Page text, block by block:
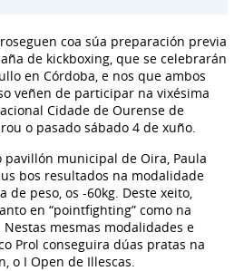
coa súa preparación previa
de kickboxing, que se celebrarán
en Córdoba, e nos que ambos
veñen de participar na vixésima
Cidade de Ourense de
o pasado sábado 4 de xuño.
municipal de Oira, Paula
bos resultados na modalidade
de peso, os -60kg. Deste xeito,
en “pointfighting” como na
mesmas modalidades e
Prol conseguira dúas pratas na
o I Open de Illescas.